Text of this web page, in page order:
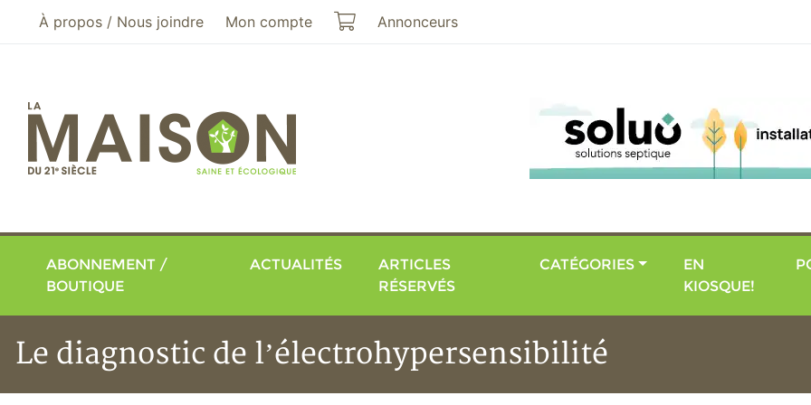
Aller au menu principal
Aller au contenu principal
À propos / Nous joindre Mon compte Mon panier
Annonceurs
ABONNEMENT /
BOUTIQUE
ACTUALITÉS
ARTICLES
RÉSERVÉS
CATÉGORIES
EN
KIOSQUE!
Le diagnostic de l’électrohypersensibilité